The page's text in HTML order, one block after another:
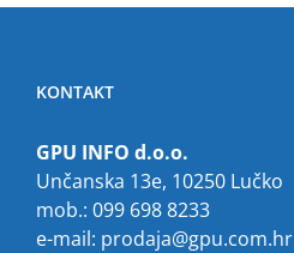
KONTAKT
GPU INFO d.o.o.
Unčanska 13e, 10250 Lučko
mob.: 099 698 8233
e-mail: prodaja@gpu.com.hr